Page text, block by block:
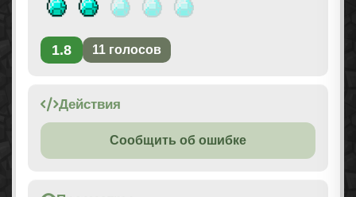
1.8 11 голосов
Действия
Сообщить об ошибке